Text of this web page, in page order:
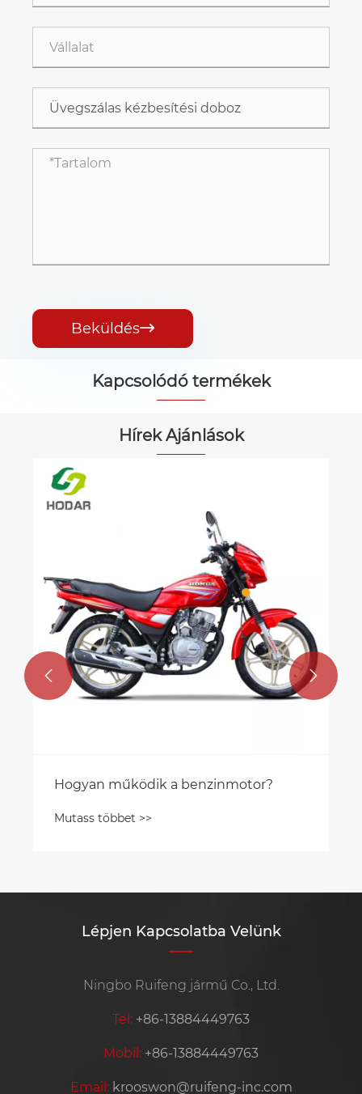
Beküldés
Kapcsolódó termékek
Hírek Ajánlások
Hogyan működik a benzinmotor?
Mutass többet >>
 
Lépjen Kapcsolatba Velünk
Ningbo Ruifeng jármű Co., Ltd.
Tel: +86-13884449763
Mobil: +86-13884449763
Email: krooswon@ruifeng-inc.com